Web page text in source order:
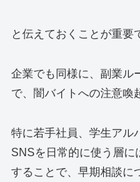
と伝えておくことが重要
企業でも同様に、副業ル
で、闇バイトへの注意喚
特に若手社員、学生アル
SNSを日常的に使う層に
することで、早期相談に